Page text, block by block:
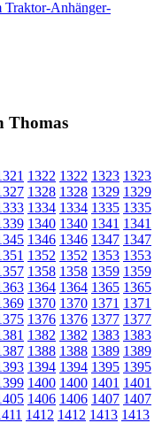
Thomas
1322 1322 1323 1323
1328 1328 1329 1329
1334 1334 1335 1335
1340 1340 1341 1341
1346 1346 1347 1347
1352 1352 1353 1353
1358 1358 1359 1359
1364 1364 1365 1365
1370 1370 1371 1371
1376 1376 1377 1377
1382 1382 1383 1383
1388 1388 1389 1389
1394 1394 1395 1395
1400 1400 1401 1401
1406 1406 1407 1407
1412 1412 1413 1413